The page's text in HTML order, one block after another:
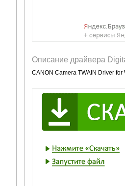
Описание драйвера
CANON Camera TWAIN Driver